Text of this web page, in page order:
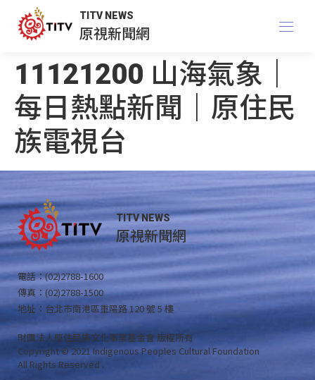
TITV NEWS
原視新聞網
11121200 山海氣象｜
每日熱點新聞｜原住民
族電視台
TITV NEWS
原視新聞網
電話：(02)2788-1600
傳真：(02)2788-1500
地址：台北市南港區重陽路 120 號 5 樓
財團法人原住民族文化事業基金會 版權所有
Copyright © 2021 Indigenous Peoples Cultural Foundation
All Rights Reserved .